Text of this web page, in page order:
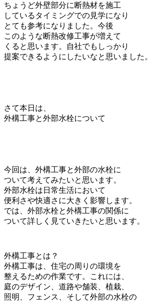
ちょうど外壁部分に断熱材を施工
しているタイミングでの見学になり
とても参考になりました。今後
このような断熱改修工事が増えて
くると思います。自社でもしっかり
提案できるようにしたいなと思いました。
さて本日は、
外構工事と外部水栓について
今回は、外構工事と外部の水栓に
ついて考えてみたいと思います。
外部水栓は日常生活において
便利さや快適さに大きく影響します。
では、外部水栓と外構工事の関係に
ついて詳しく見ていきたいと思います。
外構工事とは？
外構工事は、住宅の周りの環境を
整えるための作業です。これには、
庭のデザイン、道路や舗装、植栽、
照明、フェンス、そして外部の水栓の